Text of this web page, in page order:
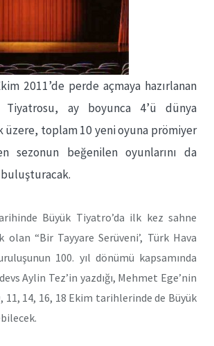
2011’de perde açmaya hazırlanan
Tiyatrosu, ay boyunca 4’ü dünya
üzere, toplam 10 yeni oyuna prömiyer
sezonun beğenilen oyunlarını da
Büyük Tiyatro’da ilk kez sahne
olan “Bir Tayyare Serüveni’, Türk Hava
100. yıl dönümü kapsamında
Aylin Tez’in yazdığı, Mehmet Ege’nin
14, 16, 18 Ekim tarihlerinde de Büyük